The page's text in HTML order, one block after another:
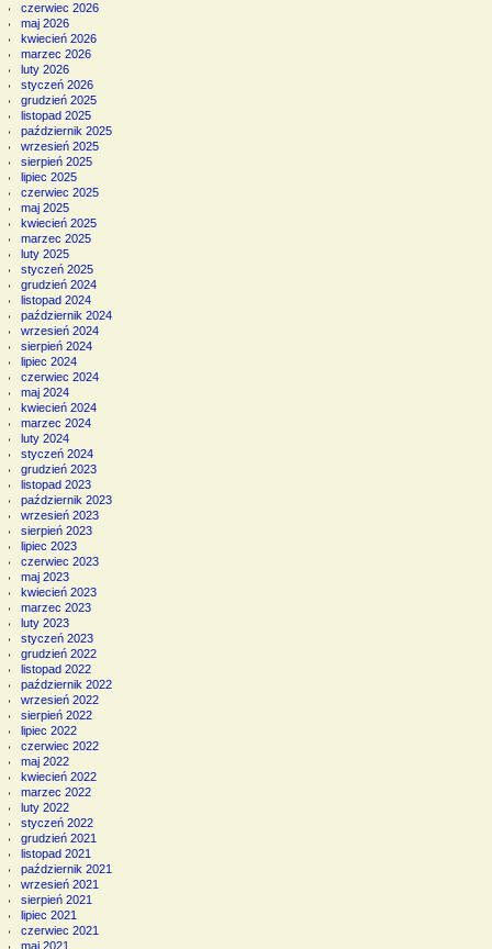
czerwiec 2026
maj 2026
kwiecień 2026
marzec 2026
luty 2026
styczeń 2026
grudzień 2025
listopad 2025
październik 2025
wrzesień 2025
sierpień 2025
lipiec 2025
czerwiec 2025
maj 2025
kwiecień 2025
marzec 2025
luty 2025
styczeń 2025
grudzień 2024
listopad 2024
październik 2024
wrzesień 2024
sierpień 2024
lipiec 2024
czerwiec 2024
maj 2024
kwiecień 2024
marzec 2024
luty 2024
styczeń 2024
grudzień 2023
listopad 2023
październik 2023
wrzesień 2023
sierpień 2023
lipiec 2023
czerwiec 2023
maj 2023
kwiecień 2023
marzec 2023
luty 2023
styczeń 2023
grudzień 2022
listopad 2022
październik 2022
wrzesień 2022
sierpień 2022
lipiec 2022
czerwiec 2022
maj 2022
kwiecień 2022
marzec 2022
luty 2022
styczeń 2022
grudzień 2021
listopad 2021
październik 2021
wrzesień 2021
sierpień 2021
lipiec 2021
czerwiec 2021
maj 2021